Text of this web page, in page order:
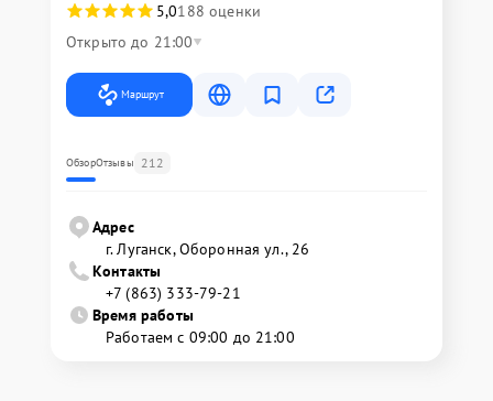
5,0188 оценки
Открыто до 21:00
Маршрут
ОбзорОтзывы 212
Адрес
г. Луганск, Оборонная ул., 26
Контакты
+7 (863) 333-79-21
Время работы
Работаем с 09:00 до 21:00